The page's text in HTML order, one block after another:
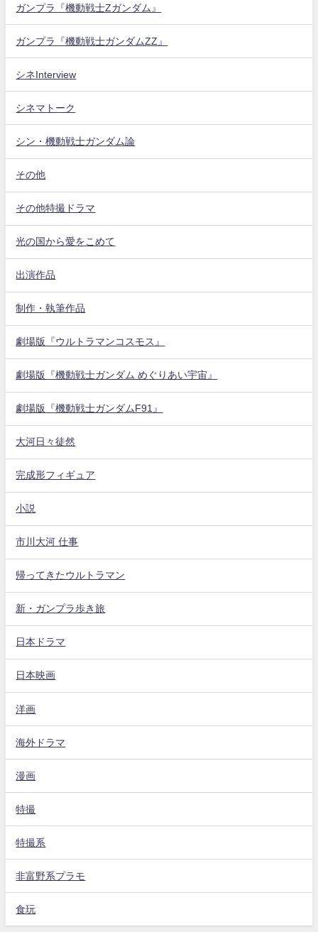
ガンプラ『機動戦士Zガンダム』
ガンプラ『機動戦士ガンダムZZ』
シネInterview
シネマトーク
シン・機動戦士ガンダム論
その他
その他特撮ドラマ
光の国から愛をこめて
出演作品
制作・執筆作品
劇場版『ウルトラマンコスモス』
劇場版『機動戦士ガンダム めぐりあい宇宙』
劇場版『機動戦士ガンダムF91』
大河日々徒然
完成形フィギュア
小説
市川大河 仕事
帰ってきたウルトラマン
新・ガンプラ歩き旅
日本ドラマ
日本映画
洋画
海外ドラマ
漫画
特撮
特撮系
非富野系プラモ
食玩